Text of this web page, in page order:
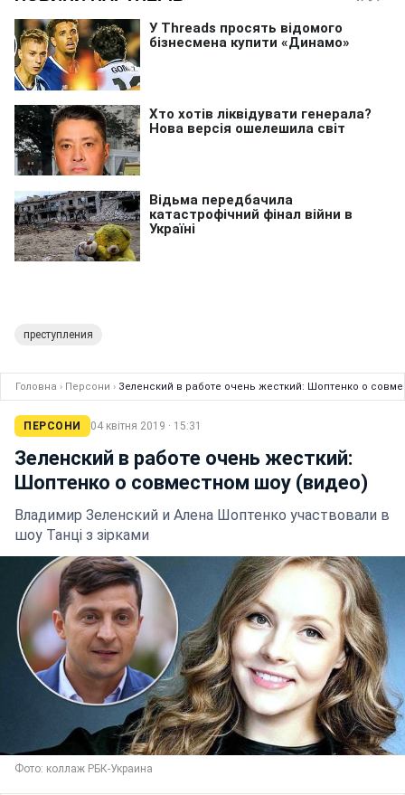
преступления
Головна › Персони › Зеленский в работе очень жесткий: Шоптенко о
ПЕРСОНИ 04 квітня 2019 · 15:31
Зеленский в работе очень жесткий:
Шоптенко о совместном шоу (видео)
Владимир Зеленский и Алена Шоптенко участвовали в
шоу Танці з зірками
Фото: коллаж РБК-Украина